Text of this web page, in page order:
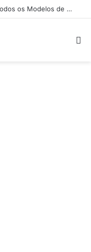
Atualizações AZAMERICA 2026 – Todos os Modelos de Receptores AZAMERICA